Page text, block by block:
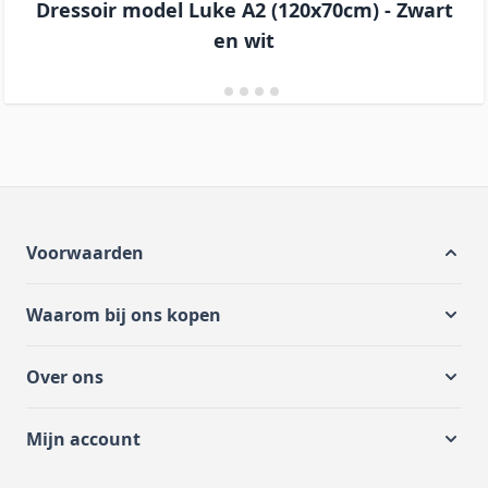
Dressoir model Luke A2 (120x70cm) - Zwart
en wit
Voorwaarden
Waarom bij ons kopen
Over ons
Mijn account